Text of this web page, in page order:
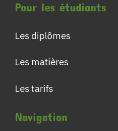
Pour les étudiants
Les diplômes
Les matières
Les tarifs
Navigation